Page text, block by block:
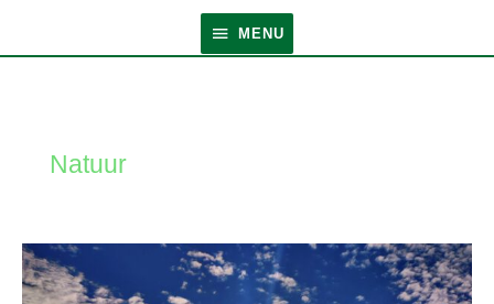
MENU
Natuur
Het
is
zomer!